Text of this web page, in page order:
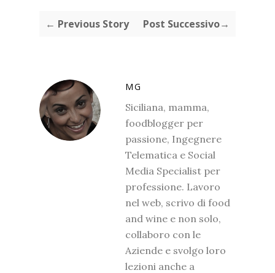
← Previous Story Post Successivo→
MG
Siciliana, mamma,
foodblogger per
passione, Ingegnere
Telematica e Social
Media Specialist per
professione. Lavoro
nel web, scrivo di food
and wine e non solo,
collaboro con le
Aziende e svolgo loro
lezioni anche a